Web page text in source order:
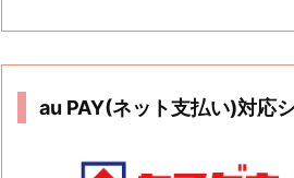
au PAY(ネット支払い)対応